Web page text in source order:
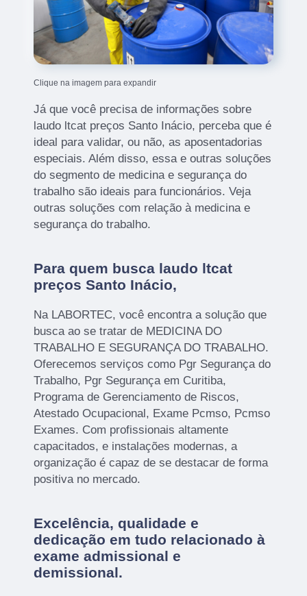
Clique na imagem para expandir
Já que você precisa de informações sobre
laudo ltcat preços Santo Inácio, perceba que é
ideal para validar, ou não, as aposentadorias
especiais. Além disso, essa e outras soluções
do segmento de medicina e segurança do
trabalho são ideais para funcionários. Veja
outras soluções com relação à medicina e
segurança do trabalho.
Para quem busca laudo ltcat
preços Santo Inácio,
Na LABORTEC, você encontra a solução que
busca ao se tratar de MEDICINA DO
TRABALHO E SEGURANÇA DO TRABALHO.
Oferecemos serviços como Pgr Segurança do
Trabalho, Pgr Segurança em Curitiba,
Programa de Gerenciamento de Riscos,
Atestado Ocupacional, Exame Pcmso, Pcmso
Exames. Com profissionais altamente
capacitados, e instalações modernas, a
organização é capaz de se destacar de forma
positiva no mercado.
Excelência, qualidade e
dedicação em tudo relacionado à
exame admissional e
demissional.